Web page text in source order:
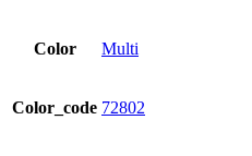
Color Multi
Color_code 72802